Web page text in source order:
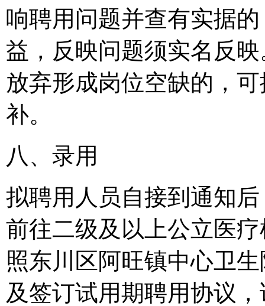
响聘用问题并查有实据
益，反映问题须实名反
放弃形成岗位空缺的，
补。
八、录用
拟聘用人员自接到通知
前往二级及以上公立医
照东川区阿旺镇中心卫
及签订试用期聘用协议